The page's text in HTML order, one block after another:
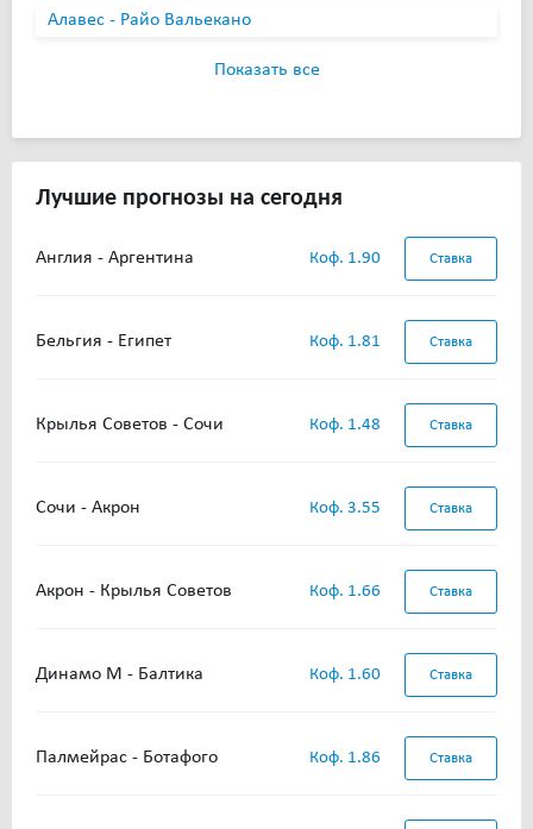
Алавес - Райо Вальекано
Показать все
Лучшие прогнозы на сегодня
Англия - Аргентина Коф. 1.90 Ставка
Бельгия - Египет Коф. 1.81 Ставка
Крылья Советов - Сочи Коф. 1.48 Ставка
Сочи - Акрон Коф. 3.55 Ставка
Акрон - Крылья Советов Коф. 1.66 Ставка
Динамо М - Балтика Коф. 1.60 Ставка
Палмейрас - Ботафого Коф. 1.86 Ставка